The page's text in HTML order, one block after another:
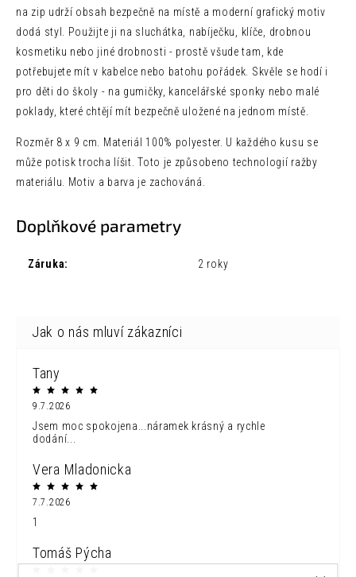
na zip udrží obsah bezpečně na místě a moderní grafický motiv
dodá styl. Použijte ji na sluchátka, nabíječku, klíče, drobnou
kosmetiku nebo jiné drobnosti - prostě všude tam, kde
potřebujete mít v kabelce nebo batohu pořádek. Skvěle se hodí i
pro děti do školy - na gumičky, kancelářské sponky nebo malé
poklady, které chtějí mít bezpečně uložené na jednom místě.
Rozměr 8 x 9 cm. Materiál 100% polyester. U každého kusu se
může potisk trocha líšit. Toto je způsobeno technologií ražby
materiálu. Motiv a barva je zachováná.
Doplňkové parametry
Záruka: 2 roky
Tany
9.7.2026
Jsem moc spokojena...náramek krásný a rychle
dodání...
Vera Mladonicka
7.7.2026
1
Tomáš Pýcha